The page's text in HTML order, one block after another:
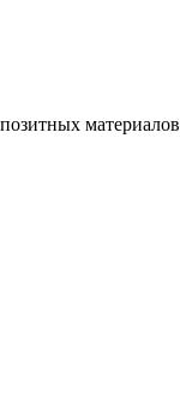
материалов